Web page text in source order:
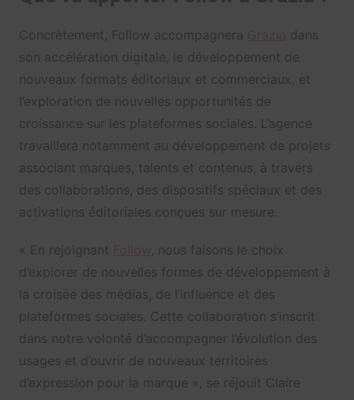
Concrètement, Follow accompagnera
dans
son accélération digitale, le développement de
nouveaux formats éditoriaux et commerciaux, et
l’exploration de nouvelles opportunités de
croissance sur les plateformes sociales. L’agence
travaillera notamment au développement de projets
associant marques, talents et contenus, à travers
des collaborations, des dispositifs spéciaux et des
activations éditoriales conçues sur mesure.
« En rejoignant
, nous faisons le choix
d’explorer de nouvelles formes de développement à
la croisée des médias, de l’influence et des
plateformes sociales. Cette collaboration s’inscrit
dans notre volonté d’accompagner l’évolution des
usages et d’ouvrir de nouveaux territoires
d’expression pour la marque », se réjouit Claire